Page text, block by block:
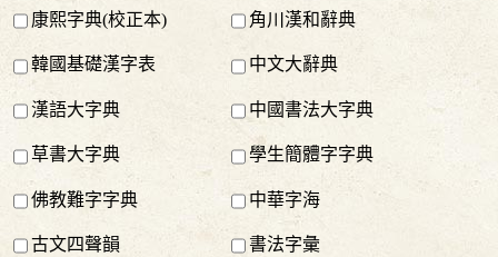
康熙字典(校正本) 角川漢和辭典
韓國基礎漢字表 中文大辭典
漢語大字典 中國書法大字典
草書大字典 學生簡體字字典
佛教難字字典 中華字海
古文四聲韻 書法字彙